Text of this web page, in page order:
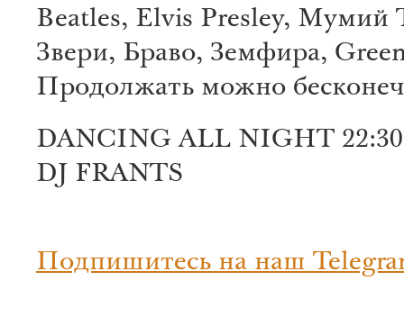
Beatles, Elvis Presley, Мумий
Звери, Браво, Земфира,
Продолжать можно
DANCING ALL NIGHT 22:30
DJ FRANTS
Подпишитесь на наш